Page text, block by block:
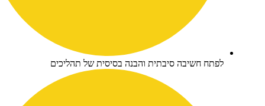
חשיבה סיבתית והבנה בסיסית של תהליכים